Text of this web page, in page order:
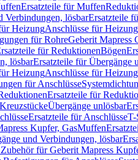
Ersatzteile für Muffen
Verbindungen, lösbarErsatzteile
HeizungAnschlüsse für Heizung
für RohreGeberit Mapress
für ReduktionenBögen
lösbarErsatzteile für Übergänge
HeizungAnschlüsse für Heizung
für Anschlüsse
Ersatzteile für
Übergänge unlösbar
Ersatzteile für AnschlüsseT-
Kupfer, GasMuffen
und Verbindungen, lösbar
für Geberit Mapress